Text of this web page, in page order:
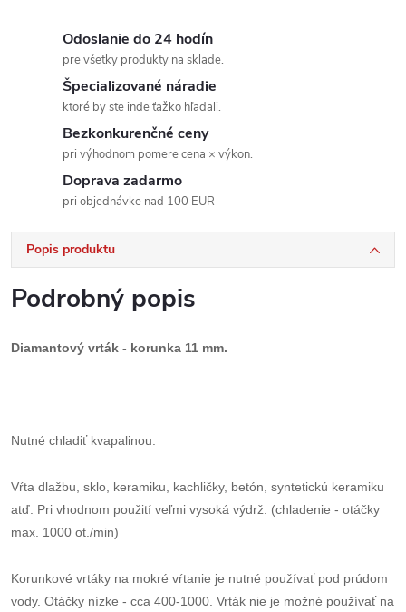
Odoslanie do 24 hodín
pre všetky produkty na sklade.
Špecializované náradie
ktoré by ste inde ťažko hľadali.
Bezkonkurenčné ceny
pri výhodnom pomere cena × výkon.
Doprava zadarmo
pri objednávke nad 100 EUR
Popis produktu
Podrobný popis
Diamantový vrták - korunka 11 mm.
Nutné chladiť kvapalinou.
Vŕta dlažbu, sklo, keramiku, kachličky, betón, syntetickú keramiku
atď. Pri vhodnom použití veľmi vysoká výdrž. (chladenie - otáčky
max. 1000 ot./min)
Korunkové vrtáky na mokré vŕtanie je nutné používať pod prúdom
vody. Otáčky nízke - cca 400-1000. Vrták nie je možné používať na